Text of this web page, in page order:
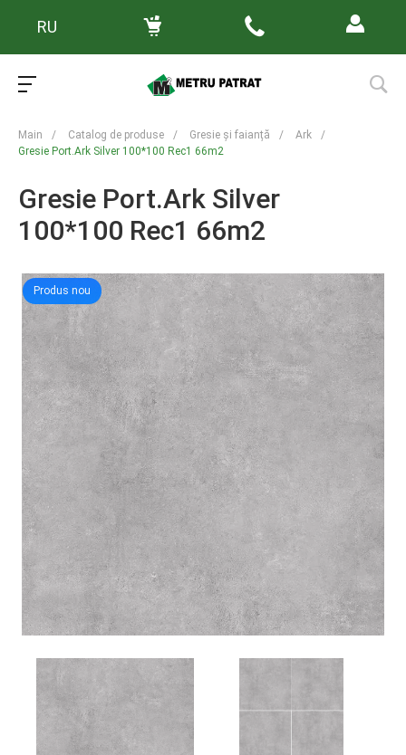
RU
Main / Catalog de produse / Gresie și faianță / Ark
/
Gresie Port.Ark Silver 100*100 Rec1 66m2
Gresie Port.Ark Silver
100*100 Rec1 66m2
Produs nou